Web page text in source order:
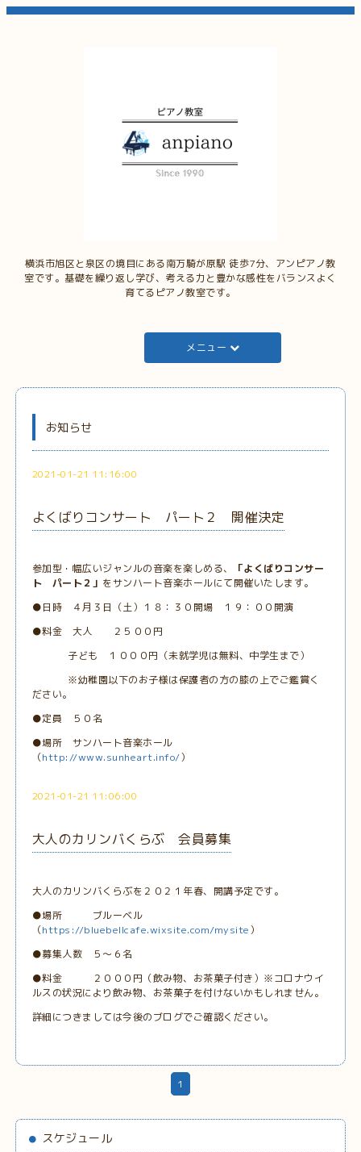
横浜市旭区と泉区の境目にある南万騎が原駅 徒歩7分、アンピアノ教
室です。基礎を繰り返し学び、考える力と豊かな感性をバランスよく
育てるピアノ教室です。
メニュー
お知らせ
2021-01-21 11:16:00
よくばりコンサート パート２ 開催決定
参加型・幅広いジャンルの音楽を楽しめる、
「よくばりコンサー
ト パート２」 をサンハート音楽ホールにて開催いたします。
●日時 ４月３日（土）１８：３０開場 １９：００開演
●料金 大人 ２５００円
子ども １０００円（未就学児は無料、中学生まで）
※幼稚園以下のお子様は保護者の方の膝の上でご鑑賞く
ださい。
●定員 ５０名
●場所 サンハート音楽ホール
（http://www.sunheart.info/）
2021-01-21 11:06:00
大人のカリンバくらぶ 会員募集
大人のカリンバくらぶを２０２１年春、開講予定です。
●場所 ブルーベル
（https://bluebellcafe.wixsite.com/mysite）
●募集人数 ５～６名
●料金 ２０００円（飲み物、お茶菓子付き）※コロナウイ
ルスの状況により飲み物、お茶菓子を付けないかもしれません。
詳細につきましては今後のブログでご確認ください。
1
スケジュール